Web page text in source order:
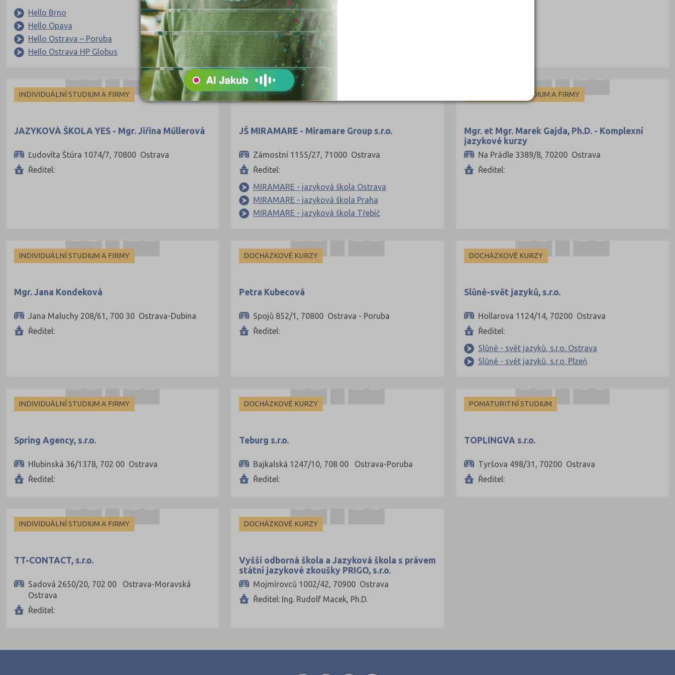
Uherské Hradiště (9)
Zlín (17)
Hello Brno
Hello Opava
Hello Ostrava – Poruba
Hello Ostrava HP Globus
INDIVIDUÁLNÍ STUDIUM A FIRMY
JAZYKOVÁ ŠKOLA YES - Mgr. Jiřina Műllerová
Ľudovíta Štúra 1074/7, 70800 Ostrava
Ředitel:
DOCHÁZKOVÉ KURZY
JŠ MIRAMARE - Miramare Group s.r.o.
Zámostní 1155/27, 71000 Ostrava
Ředitel:
MIRAMARE - jazyková škola Ostrava
MIRAMARE - jazyková škola Praha
MIRAMARE - jazyková škola Třebíč
INDIVIDUÁLNÍ STUDIUM A FIRMY
Mgr. et Mgr. Marek Gajda, Ph.D. - Komplexní
jazykové kurzy
Na Prádle 3389/8, 70200 Ostrava
Ředitel:
INDIVIDUÁLNÍ STUDIUM A FIRMY
Mgr. Jana Kondeková
Jana Maluchy 208/61, 700 30 Ostrava-Dubina
Ředitel:
DOCHÁZKOVÉ KURZY
Petra Kubecová
Spojů 852/1, 70800 Ostrava - Poruba
Ředitel:
DOCHÁZKOVÉ KURZY
Slůně-svět jazyků, s.r.o.
Hollarova 1124/14, 70200 Ostrava
Ředitel:
Slůně - svět jazyků, s.r.o. Ostrava
Slůně - svět jazyků, s.r.o. Plzeň
INDIVIDUÁLNÍ STUDIUM A FIRMY
Spring Agency, s.r.o.
Hlubinská 36/1378, 702 00 Ostrava
Ředitel:
DOCHÁZKOVÉ KURZY
Teburg s.r.o.
Bajkalská 1247/10, 708 00 Ostrava-Poruba
Ředitel:
POMATURITNÍ STUDIUM
TOPLINGVA s.r.o.
Tyršova 498/31, 70200 Ostrava
Ředitel:
INDIVIDUÁLNÍ STUDIUM A FIRMY
TT-CONTACT, s.r.o.
Sadová 2650/20, 702 00 Ostrava-Moravská
Ostrava
Ředitel:
DOCHÁZKOVÉ KURZY
Vyšší odborná škola a Jazyková škola s právem
státní jazykové zkoušky PRIGO, s.r.o.
Mojmírovců 1002/42, 70900 Ostrava
Ředitel: Ing. Rudolf Macek, Ph.D.